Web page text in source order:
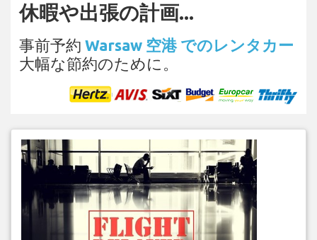
休暇や出張の計画...
事前予約 Warsaw 空港 でのレンタカー
大幅な節約のために。